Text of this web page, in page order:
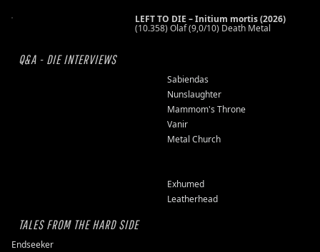
LEFT TO DIE – Initium mortis (2026)
(10.358) Olaf (9,0/10) Death Metal
Q&A - DIE INTERVIEWS
Sabiendas
Nunslaughter
Mammom's Throne
Vanir
Metal Church
Exhumed
Leatherhead
TALES FROM THE HARD SIDE
Endseeker